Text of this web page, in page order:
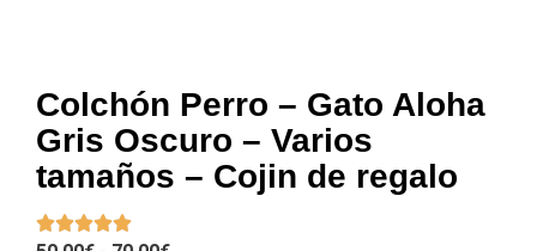
Colchón Perro – Gato Aloha
Gris Oscuro – Varios
tamaños – Cojin de regalo